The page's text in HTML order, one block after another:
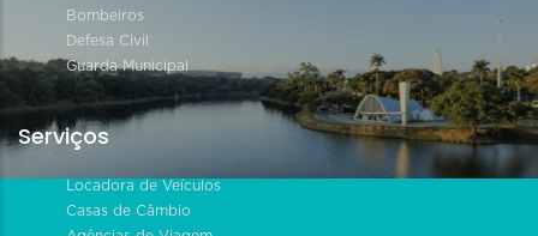
Bombeiros
Defesa Civil
Guarda Municipal
Serviços
Locadora de Veículos
Casas de Câmbio